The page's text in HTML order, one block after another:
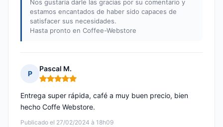
Nos gustaría darle las gracias por su comentario y
estamos encantados de haber sido capaces de
satisfacer sus necesidades.
Hasta pronto en Coffee-Webstore
P
Pascal M.
Nota: 5 de 5
Publicado el 27/02/2024 à 18h09
Entrega super rápida, café a muy buen precio, bien
hecho Coffe Webstore.